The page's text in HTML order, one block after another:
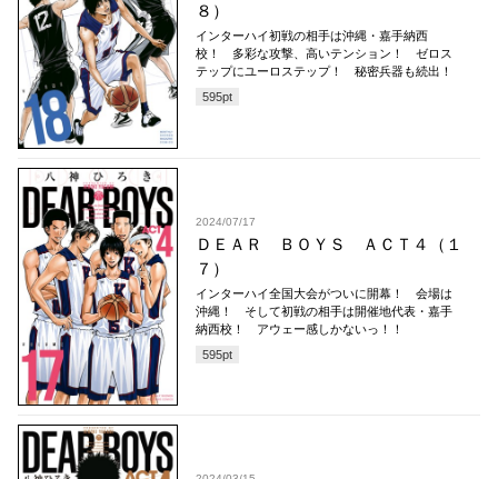
８）
インターハイ初戦の相手は沖縄・嘉手納西
校！ 多彩な攻撃、高いテンション！ ゼロス
テップにユーロステップ！ 秘密兵器も続出！
595pt
2024/07/17
ＤＥＡＲ ＢＯＹＳ ＡＣＴ４（１
７）
インターハイ全国大会がついに開幕！ 会場は
沖縄！ そして初戦の相手は開催地代表・嘉手
納西校！ アウェー感しかないっ！！
595pt